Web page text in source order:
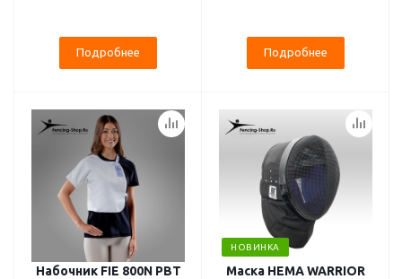
Подробнее Подробнее
Набочник FIE 800N PBT
НОВИНКА
Маска HEMA WARRIOR